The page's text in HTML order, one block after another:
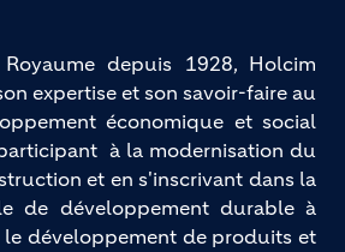
depuis 1928, Holcim
expertise et son savoir-faire au
économique et social
à la modernisation du
et en s'inscrivant dans la
de développement durable à
le développement de produits et